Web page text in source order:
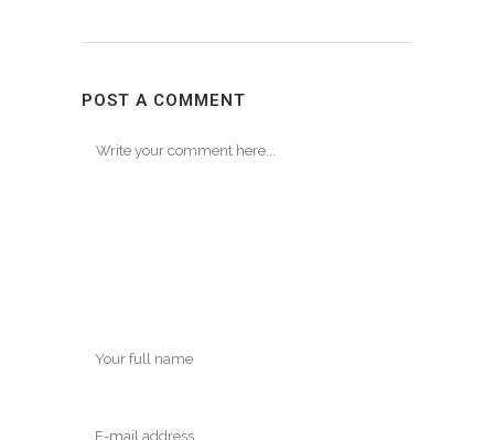
POST A COMMENT